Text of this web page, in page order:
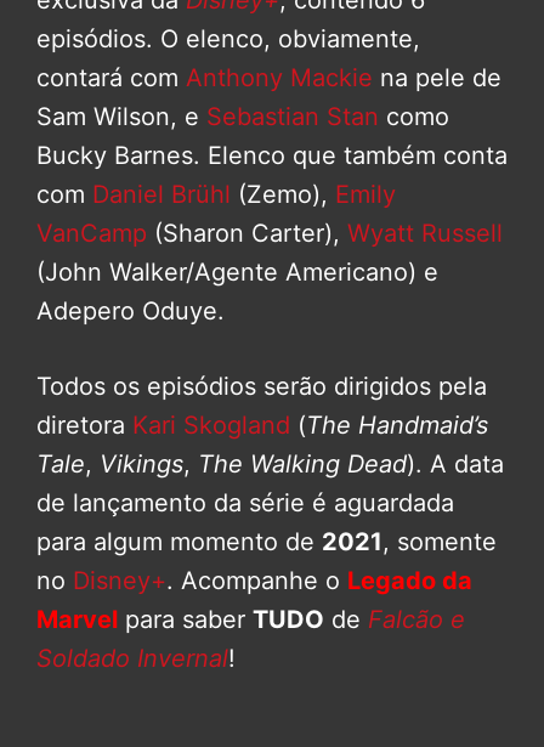
episódios. O elenco, obviamente,
contará com Anthony Mackie na pele de
Sam Wilson, e Sebastian Stan como
Bucky Barnes. Elenco que também conta
com Daniel Brühl (Zemo), Emily
VanCamp (Sharon Carter), Wyatt Russell
(John Walker/Agente Americano) e
Adepero Oduye.
Todos os episódios serão dirigidos pela
diretora Kari Skogland (The Handmaid’s
Tale, Vikings, The Walking Dead). A data
de lançamento da série é aguardada
para algum momento de 2021, somente
no Disney+. Acompanhe o Legado da
Marvel para saber TUDO de Falcão e
Soldado Invernal!